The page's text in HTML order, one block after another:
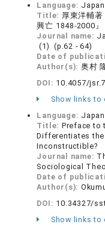
Language:
Title: 厚東洋輔
興亡 1848-2000』
Journal name:
(1) (p.62 - 64)
Date of
Author(s): 奥村
DOI: 10.4057/
Show links to
Language:
Title: Preface to
Differentiates
Inconstructible?
Journal name:
Sociological
Date of
Author(s):
DOI: 10.34327/
Show links to